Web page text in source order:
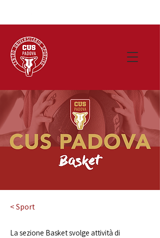
< Sport
La sezione Basket svolge attività di